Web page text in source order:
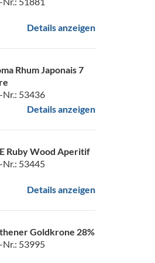
Details anzeigen
Rhum Japonais 7
Nr.: 53436
Details anzeigen
Ruby Wood Aperitif
Nr.: 53445
Details anzeigen
Goldkrone 28%
Nr.: 53995